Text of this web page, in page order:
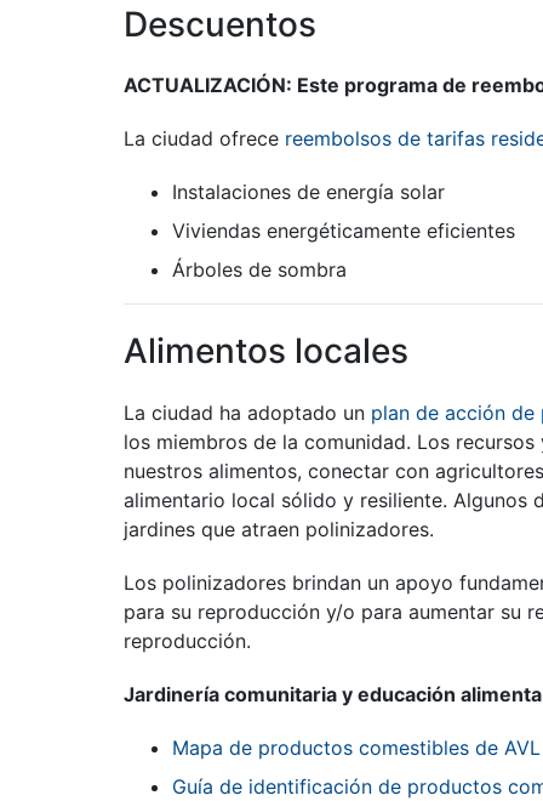
Descuentos
ACTUALIZACIÓN: Este programa de
La ciudad ofrece reembolsos de tarifas
Instalaciones de energía solar
Viviendas energéticamente eficientes
Árboles de sombra
Alimentos locales
La ciudad ha adoptado un plan de acción
los miembros de la comunidad. Los
nuestros alimentos, conectar con
alimentario local sólido y resiliente. Algunos
jardines que atraen polinizadores.
Los polinizadores brindan un apoyo
para su reproducción y/o para aumentar su
reproducción.
Jardinería comunitaria y educación
Mapa de productos comestibles de AVL
Guía de identificación de productos